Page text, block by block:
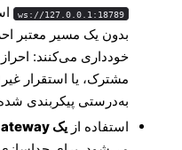
ws://127.0.0.1:18789
خودداری می‌کنند:
مشترک، یا استقرار غیر loopback
به‌درستی پیکربندی
استفاده از یک Gateway برای هر میزبان